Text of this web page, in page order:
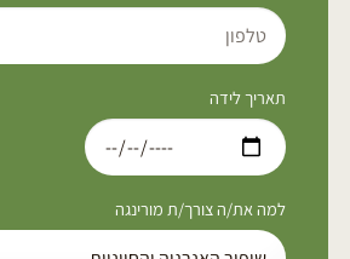
תאריך לידה
למה את/ה צורך/ת מורינגה